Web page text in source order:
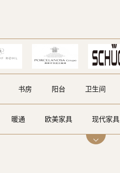
书房 阳台 卫生间
暖通 欧美家具 现代家具
软装